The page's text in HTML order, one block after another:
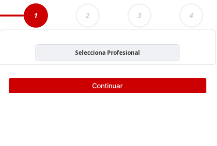
1 2 3 4
Selecciona Profesional
Continuar